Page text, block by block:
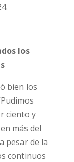
los
bien los
ciento y
más del
pesar de la
continuos